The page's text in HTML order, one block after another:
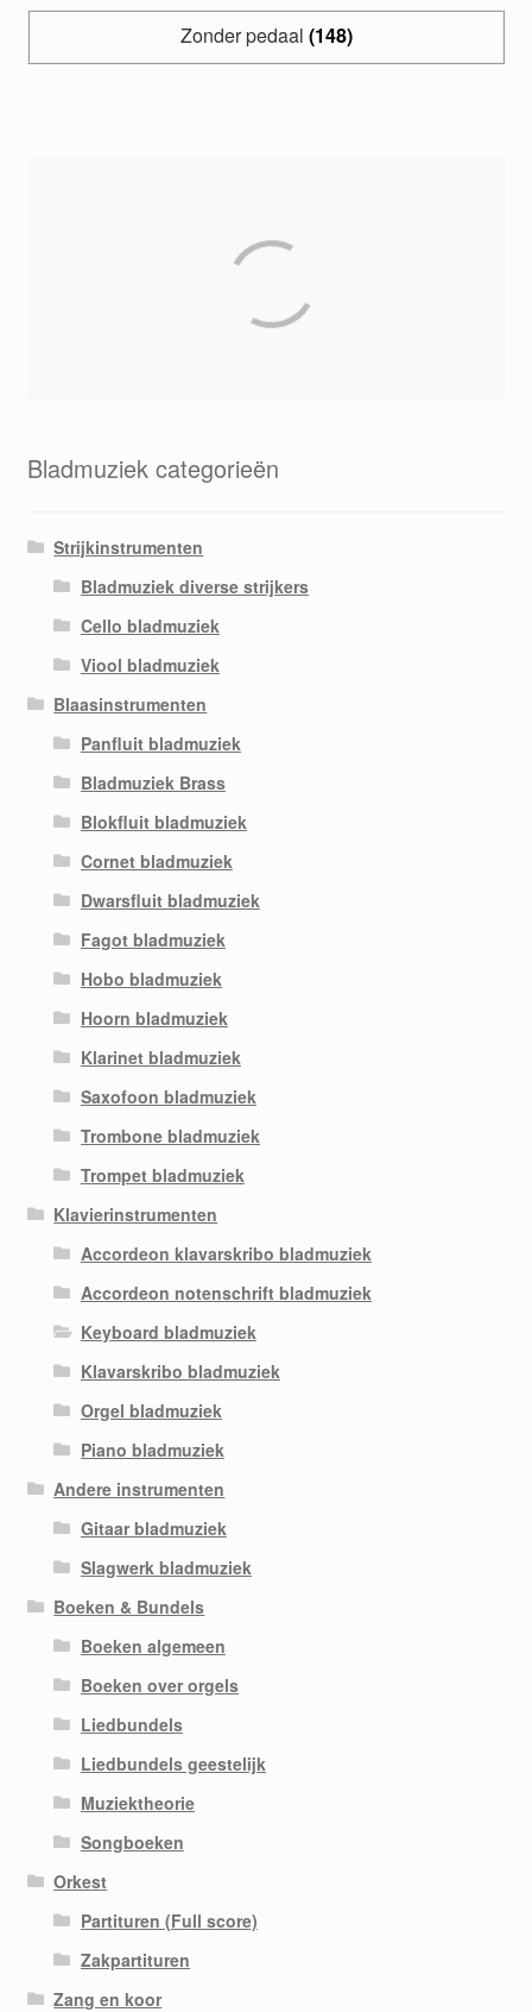
Zonder pedaal (148)
Bladmuziek categorieën
Strijkinstrumenten
Bladmuziek diverse strijkers
Cello bladmuziek
Viool bladmuziek
Blaasinstrumenten
Panfluit bladmuziek
Bladmuziek Brass
Blokfluit bladmuziek
Cornet bladmuziek
Dwarsfluit bladmuziek
Fagot bladmuziek
Hobo bladmuziek
Hoorn bladmuziek
Klarinet bladmuziek
Saxofoon bladmuziek
Trombone bladmuziek
Trompet bladmuziek
Klavierinstrumenten
Accordeon klavarskribo bladmuziek
Accordeon notenschrift bladmuziek
Keyboard bladmuziek
Klavarskribo bladmuziek
Orgel bladmuziek
Piano bladmuziek
Andere instrumenten
Gitaar bladmuziek
Slagwerk bladmuziek
Boeken & Bundels
Boeken algemeen
Boeken over orgels
Liedbundels
Liedbundels geestelijk
Muziektheorie
Songboeken
Orkest
Partituren (Full score)
Zakpartituren
Zang en koor